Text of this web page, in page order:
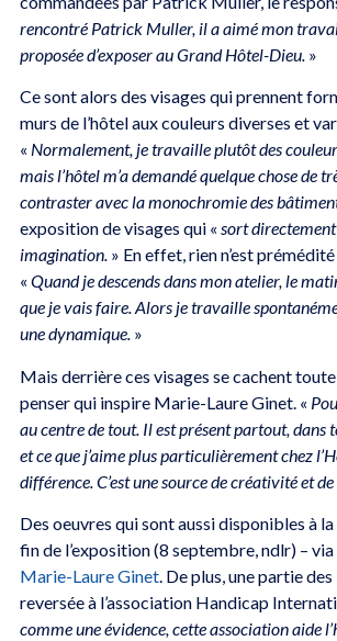
rencontré Patrick Muller, il a aimé mon
proposée d’exposer au Grand Hôtel-Dieu.»
Ce sont alors des visages qui prennent
murs de l’hôtel aux couleurs diverses et
« Normalement, je travaille plutôt des
mais l’hôtel m’a demandé quelque chose de
contraster avec la monochromie des
exposition de visages qui « sort directement
imagination.» En effet, rien n’est
« Quand je descends dans mon atelier, le
que je vais faire. Alors je travaille
une dynamique.»
Mais derrière ces visages se cachent
penser qui inspire Marie-Laure Ginet. «
au centre de tout. Il est présent partout, dans
et ce que j’aime plus particulièrement chez
différence. C’est une source de créativité et
Des oeuvres qui sont aussi disponibles à
fin de l’exposition (8 septembre, ndlr) – via
Marie-Laure Ginet. De plus, une partie
reversée à l’association Handicap
comme une évidence, cette association aide